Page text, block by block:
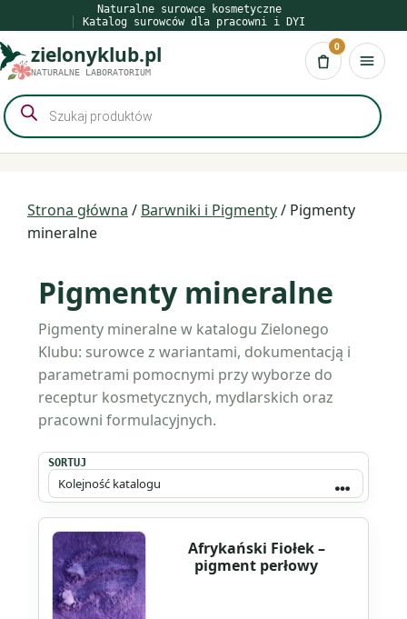
do
treści
Naturalne surowce kosmetyczne
Katalog surowców dla pracowni i DYI
zielonyklub.pl
NATURALNE LABORATORIUM Koszyk
0
Wyszukiwarka
produktów
Strona główna / Barwniki i Pigmenty/ Pigmenty
mineralne
Pigmenty mineralne
Pigmenty mineralne w katalogu Zielonego
Klubu: surowce z wariantami, dokumentacją i
parametrami pomocnymi przy wyborze do
receptur kosmetycznych, mydlarskich oraz
pracowni formulacyjnych.
SORTUJ
Afrykański Fiołek –
pigment perłowy